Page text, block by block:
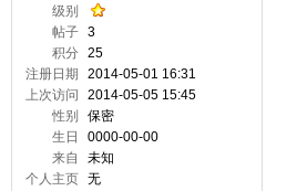
级别
帖子 3
积分 25
注册日期
2014-05-01 16:31
上次访问
2014-05-05 15:45
性别
保密
生日
0000-00-00
来自
未知
个人主页 无